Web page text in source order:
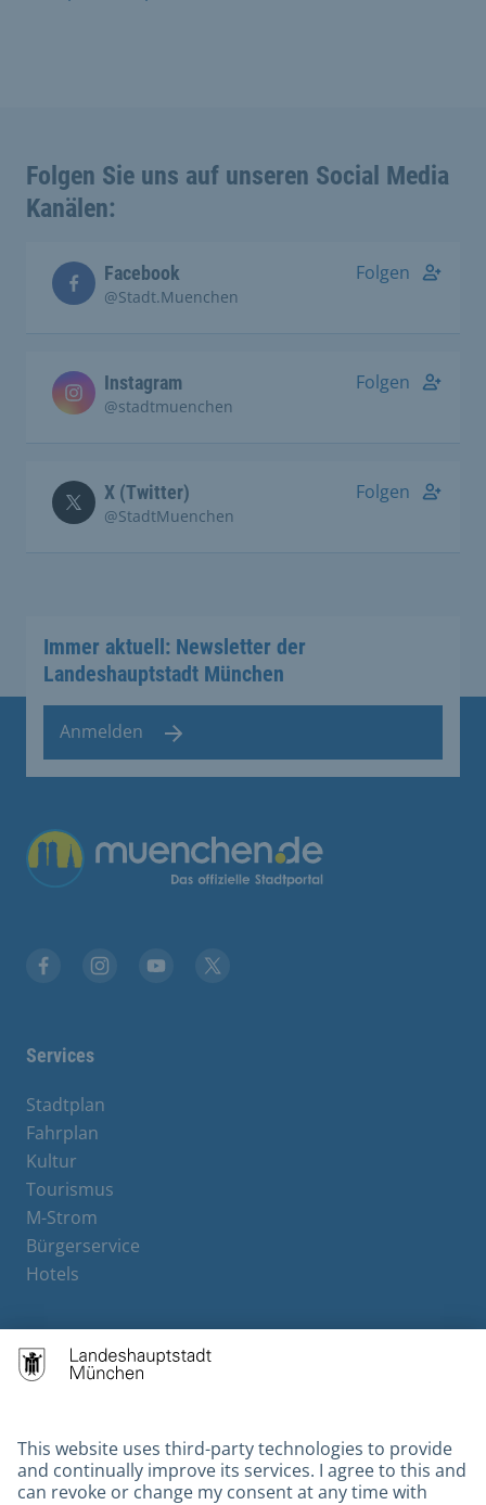
Folgen Sie uns auf unseren Social Media
Kanälen:
Facebook
@Stadt.Muenchen
Folgen
Instagram
@stadtmuenchen
Folgen
X (Twitter)
@StadtMuenchen
Folgen
Immer aktuell: Newsletter der
Landeshauptstadt München
Anmelden
Übergreifende Links
Services
Stadtplan
Fahrplan
Kultur
Tourismus
M-Strom
Bürgerservice
Hotels
Contact
Gebärdensprache
Datenschutz